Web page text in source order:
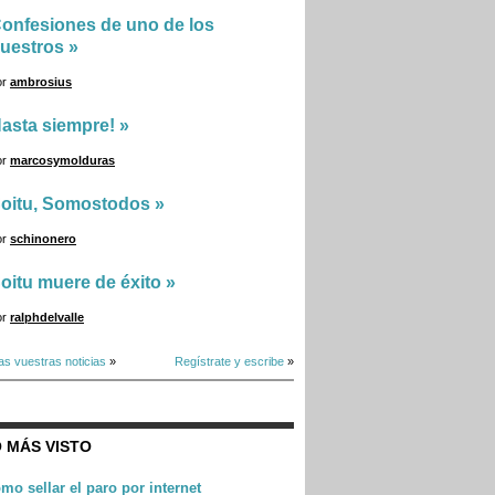
de uno de los
»
ambrosius
siempre! »
marcosymolduras
Somostodos »
schinonero
muere de éxito »
ralphdelvalle
vuestras noticias » Regístrate y escribe »
MÁS VISTO
sellar el paro por internet